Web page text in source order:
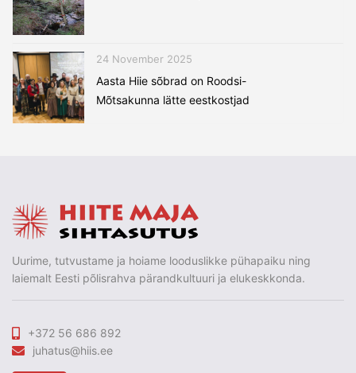
24 November 2025
Aasta Hiie sõbrad on Roodsi-
Mõtsakunna lätte eestkostjad
Uurime, tutvustame ja hoiame looduslikke pühapaiku ning
laiemalt Eesti põlisrahva pärandkultuuri ja elukeskkonda.
+372 56 686 892
juhatus@hiis.ee